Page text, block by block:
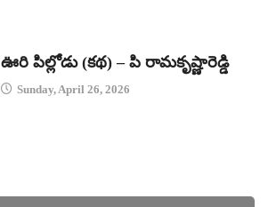
ఊరి పిల్లోడు (కథ) – పి రామకృష్ణారెడ్డి
Sunday, April 26, 2026